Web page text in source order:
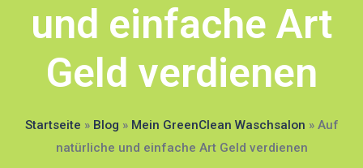
und einfache Art
Geld verdienen
Startseite » Blog » Mein GreenClean Waschsalon » Auf
natürliche und einfache Art Geld verdienen